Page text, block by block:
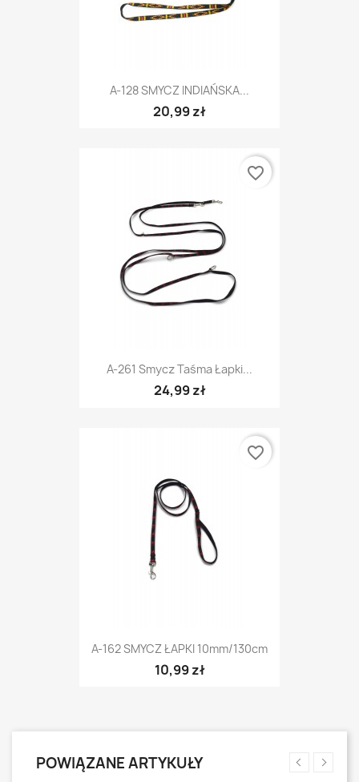
A-128 SMYCZ INDIAŃSKA...
20,99 zł
A-261 Smycz Taśma Łapki...
24,99 zł
favorite_border
A-162 SMYCZ ŁAPKI 10mm/130cm
10,99 zł
favorite_border
POWIĄZANE ARTYKUŁY